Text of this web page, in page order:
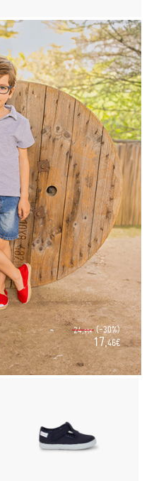
24,95€ (-30%)
17,46€